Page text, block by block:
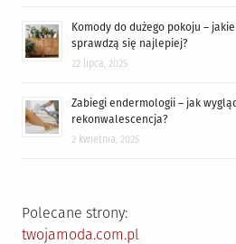
Komody do dużego pokoju –
sprawdzą się najlepiej?
22 lipca, 2025
Zabiegi endermologii – jak
rekonwalescencja?
2 kwietnia, 2025
Polecane strony:
twojamoda.com.pl